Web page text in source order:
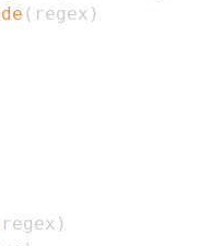
( regex )
regex )